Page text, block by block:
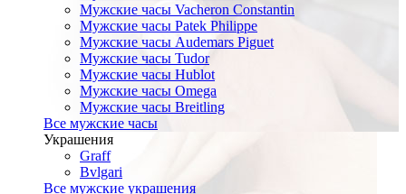
Мужские часы Vacheron Constantin
Мужские часы Patek Philippe
Мужские часы Audemars Piguet
Мужские часы Tudor
Мужские часы Hublot
Мужские часы Omega
Мужские часы Breitling
Все мужские часы
Украшения
Graff
Bvlgari
Все мужские украшения